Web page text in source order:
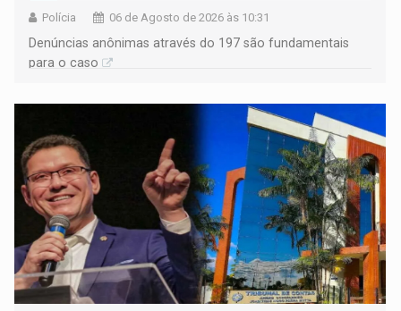
Polícia 06 de Agosto de 2026 às 10:31
Denúncias anônimas através do 197 são fundamentais
para o caso